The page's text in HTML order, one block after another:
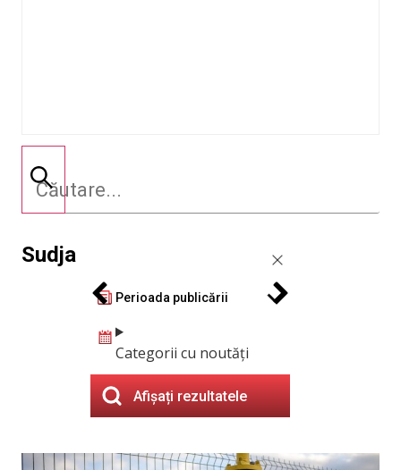
Sudja
Perioada publicării
Categorii cu noutăți
Afișați rezultatele